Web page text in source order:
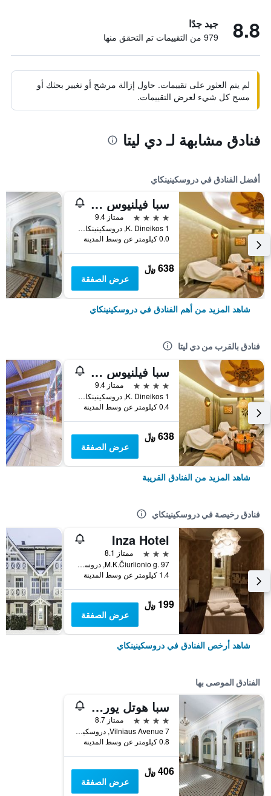
8.8 جيد جدًا
979 من التقييمات تم التحقق منها
لم يتم العثور على تقييمات. حاول إزالة مرشح أو تغيير بحثك أو
مسح كل شيء لعرض التقييمات.
فنادق مشابهة لـ دي ليتا
أفضل الفنادق في دروسكينينكاي
سبا فيلنيوس دروسكينينكاي
4 نجوم
ممتاز 9.4
K. Dineikos 1, دروسكينينكاي, ليتوانيا
0.0 كيلومتر عن وسط المدينة
638 ﷼
عرض الصفقة
شاهد المزيد من أهم الفنادق في دروسكينينكاي
فنادق بالقرب من دي ليتا
سبا فيلنيوس دروسكينينكاي
4 نجوم
ممتاز 9.4
K. Dineikos 1, دروسكينينكاي, ليتوانيا
0.4 كيلومتر عن وسط المدينة
638 ﷼
عرض الصفقة
شاهد المزيد من الفنادق القريبة
فنادق رخيصة في دروسكينينكاي
Inza Hotel
3 نجوم
ممتاز 8.1
M.K.Čiurlionio g. 97, دروسكينينكاي, ليتوانيا
1.4 كيلومتر عن وسط المدينة
199 ﷼
عرض الصفقة
شاهد أرخص الفنادق في دروسكينينكاي
الفنادق الموصى بها
سبا هوتل يوروبا رويال دروسكينينكاي
4 نجوم
ممتاز 8.7
Vilniaus Avenue 7, دروسكينينكاي, ليتوانيا
0.8 كيلومتر عن وسط المدينة
406 ﷼
عرض الصفقة